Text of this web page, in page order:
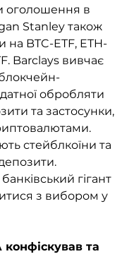
оголошення в
Stanley також
на BTC-ETF, ETH-
Barclays вивчає
обробляти
та застосунки,
стейблкоїни та
гігант
з вибором у
та